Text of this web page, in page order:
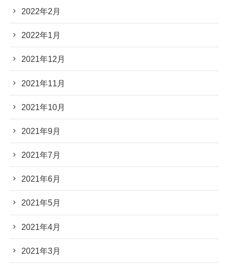
2022年2月
2022年1月
2021年12月
2021年11月
2021年10月
2021年9月
2021年7月
2021年6月
2021年5月
2021年4月
2021年3月